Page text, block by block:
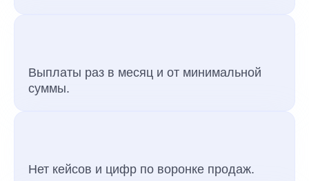
Выплаты раз в месяц и от минимальной
суммы.
Нет кейсов и цифр по воронке продаж.